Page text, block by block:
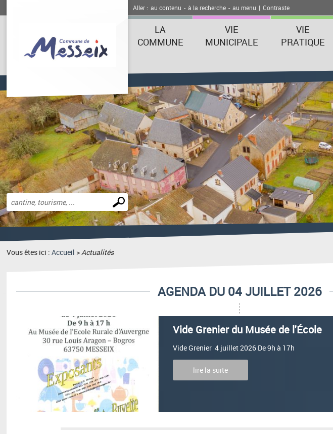
Aller : au contenu - à la recherche - au menu | Contraste
LA
COMMUNE
VIE
MUNICIPALE
VIE
PRATIQUE
Effectuer
une
recherche
Vous êtes ici :Accueil >Actualités
AGENDA DU 04 JUILLET 2026
Vide Grenier du Musée de l'École
Vide Grenier 4 juillet 2026 De 9h à 17h
lire la suite